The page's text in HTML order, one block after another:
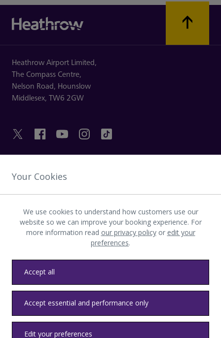
Heathrow Airport Limited,
The Compass Centre,
Nelson Road, Hounslow
Middlesex, TW6 2GW
LINK UTILI
Scarica l’app LHR
Privacy Termini e condizioni Accessibilità Mappa del sito
Normativa locale di Heathrow
Your Cookies
We use cookies to understand how customers use our
website so we can improve your booking experience. For
more information read our privacy policyor edit your
preferences.
Accept all
Accept essential and performance only
Edit your preferences